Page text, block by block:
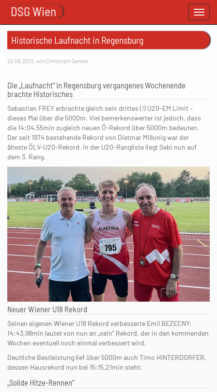
Toggle
DSG Wien
Historische Laufnacht in Regensburg
22.06.2021, von Christoph Sander
Die „Laufnacht“ in Regensburg vergangenes Wochenende
brachte Historisches
Sebastian FREY erbrachte gleich sein drittes (!) U20-EM Limit –
dieses Mal über die 5000m. Viel bemerkenswerter ist jedoch, dass
die 14:04,55min zugleich neuen Ö-Rekord über 5000m bedeuten.
Der seit 1974 bestehende Rekord von Dietmar Millonig war der
älteste ÖLV-U20-Rekord. In der U20-Rangliste liegt Sebi nun auf
dem 3. Rang.
Neuer Wiener U18 Rekord
Seinen eigenen Wiener U18 Rekord verbesserte Emil BEZECNY:
14:43,98min lautet von nun an „sein“ Rekord, der in den kommenden
Wochen eventuell noch einmal verbessert wird.
Deutliche Bestleistung lief über 5000m auch Timo HINTERDORFER,
dessen Hausrekord nun bei 15:15,21min steht.
„Solide Hitze-Rennen“